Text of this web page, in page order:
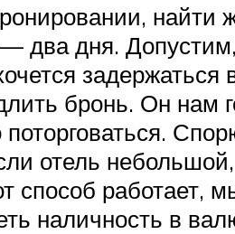
найти
— два дня.
бронь. Он нам
отель
способ работает,
наличность в